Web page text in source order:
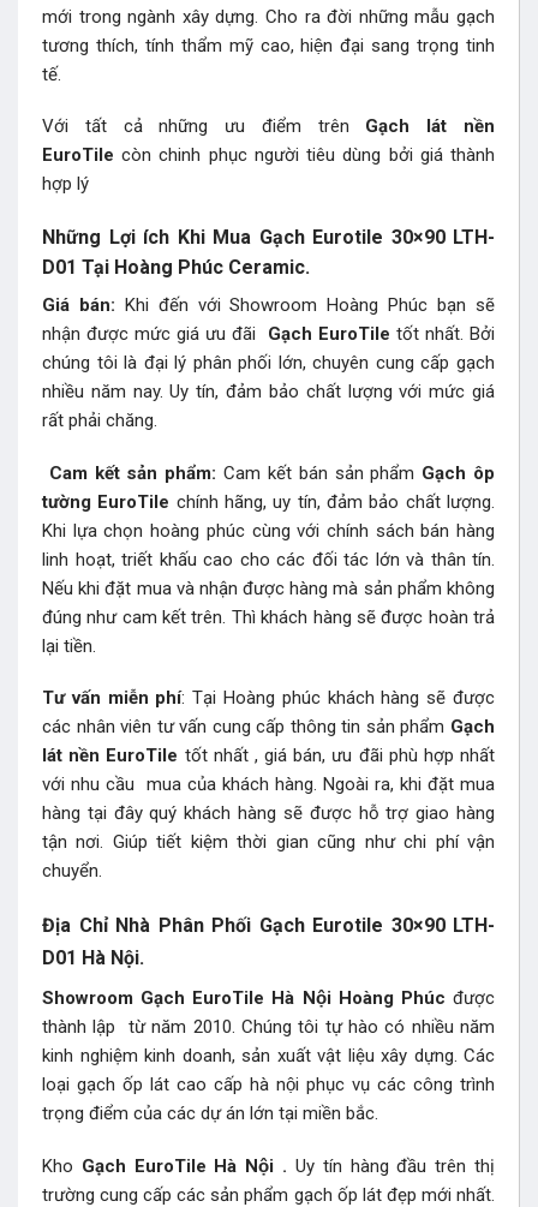
mới trong ngành xây dựng. Cho ra đời những mẫu gạch
tương thích, tính thẩm mỹ cao, hiện đại sang trọng tinh
tế.
Với tất cả những ưu điểm trên Gạch lát nền
EuroTilecòn chinh phục người tiêu dùng bởi giá thành
hợp lý
Những Lợi ích Khi Mua Gạch Eurotile 30×90 LTH-
D01 Tại Hoàng Phúc Ceramic.
Giá bán:
Khi đến với Showroom Hoàng Phúc bạn sẽ
nhận được mức giá ưu đãi Gạch EuroTile tốt nhất. Bởi
chúng tôi là đại lý phân phối lớn, chuyên cung cấp gạch
nhiều năm nay. Uy tín, đảm bảo chất lượng với mức giá
rất phải chăng.
Cam kết sản phẩm: Cam kết bán sản phẩm Gạch ôp
tường EuroTile chính hãng, uy tín, đảm bảo chất lượng.
Khi lựa chọn hoàng phúc cùng với chính sách bán hàng
linh hoạt, triết khấu cao cho các đối tác lớn và thân tín.
Nếu khi đặt mua và nhận được hàng mà sản phẩm không
đúng như cam kết trên. Thì khách hàng sẽ được hoàn trả
lại tiền.
Tư vấn miễn phí: Tại Hoàng phúc khách hàng sẽ được
các nhân viên tư vấn cung cấp thông tin sản phẩm Gạch
lát nền EuroTile tốt nhất , giá bán, ưu đãi phù hợp nhất
với nhu cầu mua của khách hàng. Ngoài ra, khi đặt mua
hàng tại đây quý khách hàng sẽ được hỗ trợ giao hàng
tận nơi. Giúp tiết kiệm thời gian cũng như chi phí vận
chuyển.
Địa Chỉ Nhà Phân Phối Gạch Eurotile 30×90 LTH-
D01 Hà Nội.
Showroom Gạch EuroTile Hà Nội Hoàng Phúc được
thành lập từ năm 2010. Chúng tôi tự hào có nhiều năm
kinh nghiệm kinh doanh, sản xuất vật liệu xây dựng. Các
loại gạch ốp lát cao cấp hà nội phục vụ các công trình
trọng điểm của các dự án lớn tại miền bắc.
Kho Gạch EuroTile Hà Nội . Uy tín hàng đầu trên thị
trường cung cấp các sản phẩm gạch ốp lát đẹp mới nhất.